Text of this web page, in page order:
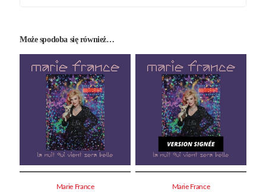
Może spodoba się również…
Marie France Marie France